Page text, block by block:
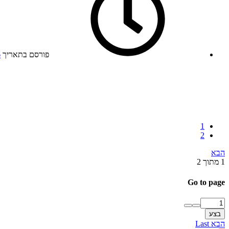
פורסם בתאריך
1
2
הבא
1 מתוך 2
Go to page
בצע
הבא Last